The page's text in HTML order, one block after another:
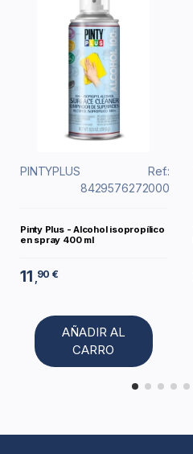
PINTYPLUS
Ref.:
8429576272000
Pinty Plus - Alcohol isopropílico
en spray 400 ml
11 ,90 €
AÑADIR AL
CARRO